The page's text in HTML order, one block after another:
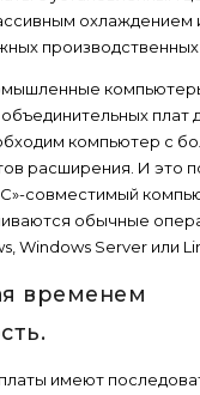
охлаждением
производственных
плат
компьютер с
расширения. И это
совместимый
обычные
Windows Server или
временем
имеют